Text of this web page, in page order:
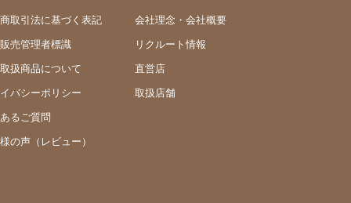
取引法に基づく表記
売管理者標識
扱商品について
バシーポリシー
るご質問
の声（レビュー）
会社理念・会社概要
リクルート情報
直営店
取扱店舗